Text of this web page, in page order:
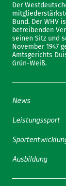
Der
Bund. Der WHV
betreibenden
seinen Sitz und
November 1947
Amtsgerichts
Grün-Weiß.
News
Leistungssport
Ausbildung